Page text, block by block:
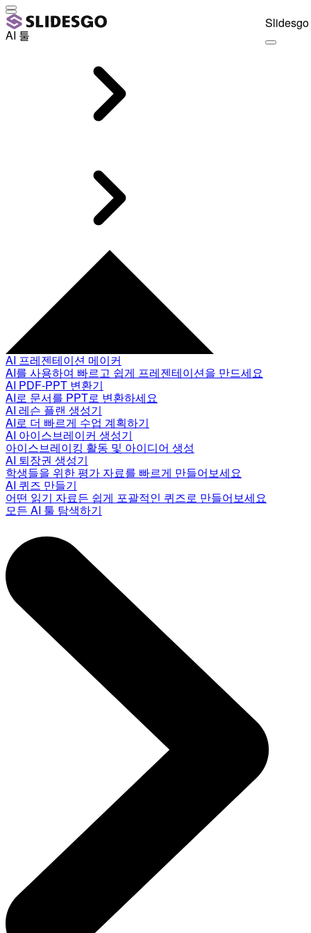
AI 툴
AI 프레젠테이션 메이커
AI를 사용하여 빠르고 쉽게 프레젠테이션을 만드세요
AI PDF-PPT 변환기
AI로 문서를 PPT로 변환하세요
AI 레슨 플랜 생성기
AI로 더 빠르게 수업 계획하기
AI 아이스브레이커 생성기
아이스브레이킹 활동 및 아이디어 생성
AI 퇴장권 생성기
학생들을 위한 평가 자료를 빠르게 만들어보세요
AI 퀴즈 만들기
어떤 읽기 자료든 쉽게 포괄적인 퀴즈로 만들어보세요
모든 AI 툴 탐색하기